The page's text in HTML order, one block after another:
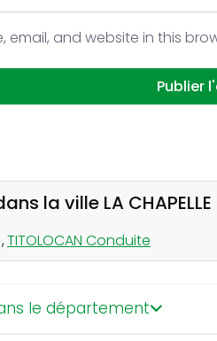
email, and website in this
la ville LA CHAPELLE
,TITOLOCAN Conduite
le département